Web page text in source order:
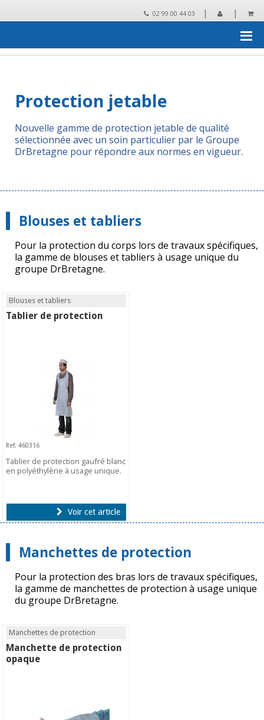
02 99 00 44 03 | |
Protection
Protection jetable
Nouvelle gamme de protection jetable de qualité
sélectionnée avec un soin particulier par le Groupe
DrBretagne pour répondre aux normes en vigueur.
Blouses et tabliers
Pour la protection du corps lors de travaux spécifiques,
la gamme de blouses et tabliers à usage unique du
groupe DrBretagne.
Blouses et tabliers
Tablier de protection
Ref. 460316
Tablier de protection gaufré blanc
en polyéthylène à usage unique.
Voir cet article
Manchettes de protection
Pour la protection des bras lors de travaux spécifiques,
la gamme de manchettes de protection à usage unique
du groupe DrBretagne.
Manchettes de protection
Manchette de protection
opaque